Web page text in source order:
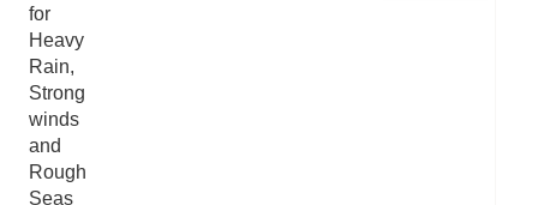
for
Heavy
Rain,
Strong
winds
and
Rough
Seas